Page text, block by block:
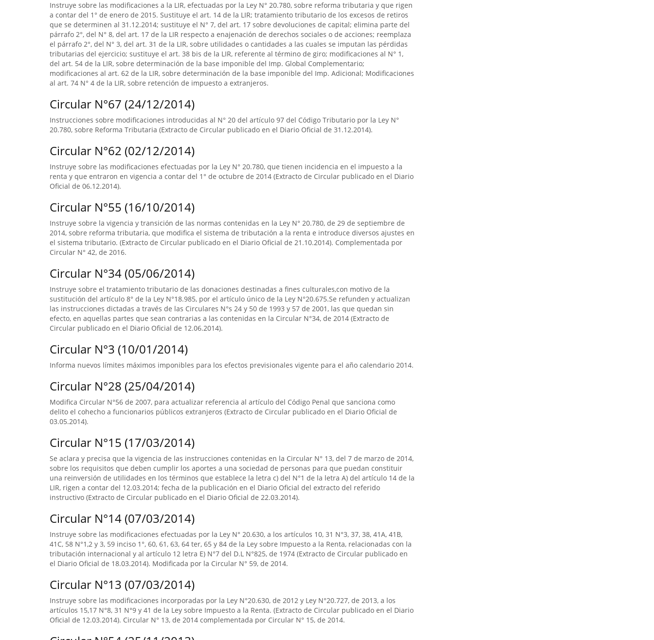
Instruye sobre las modificaciones a la LIR, efectuadas por la Ley N° 20.780, sobre reforma tributaria y que rigen
a contar del 1° de enero de 2015. Sustituye el art. 14 de la LIR; tratamiento tributario de los excesos de retiros
que se determinen al 31.12.2014; sustituye el N° 7, del art. 17 sobre devoluciones de capital; elimina parte del
párrafo 2°, del N° 8, del art. 17 de la LIR respecto a enajenación de derechos sociales o de acciones; reemplaza
el párrafo 2°, del N° 3, del art. 31 de la LIR, sobre utilidades o cantidades a las cuales se imputan las pérdidas
tributarias del ejercicio; sustituye el art. 38 bis de la LIR, referente al término de giro; modificaciones al N° 1,
del art. 54 de la LIR, sobre determinación de la base imponible del Imp. Global Complementario;
modificaciones al art. 62 de la LIR, sobre determinación de la base imponible del Imp. Adicional; Modificaciones
al art. 74 N° 4 de la LIR, sobre retención de impuesto a extranjeros.
Circular N°67 (24/12/2014)
Instrucciones sobre modificaciones introducidas al N° 20 del artículo 97 del Código Tributario por la Ley N°
20.780, sobre Reforma Tributaria (Extracto de Circular publicado en el Diario Oficial de 31.12.2014).
Circular N°62 (02/12/2014)
Instruye sobre las modificaciones efectuadas por la Ley N° 20.780, que tienen incidencia en el impuesto a la
renta y que entraron en vigencia a contar del 1° de octubre de 2014 (Extracto de Circular publicado en el Diario
Oficial de 06.12.2014).
Circular N°55 (16/10/2014)
Instruye sobre la vigencia y transición de las normas contenidas en la Ley N° 20.780, de 29 de septiembre de
2014, sobre reforma tributaria, que modifica el sistema de tributación a la renta e introduce diversos ajustes en
el sistema tributario. (Extracto de Circular publicado en el Diario Oficial de 21.10.2014). Complementada por
Circular N° 42, de 2016.
Circular N°34 (05/06/2014)
Instruye sobre el tratamiento tributario de las donaciones destinadas a fines culturales,con motivo de la
sustitución del artículo 8° de la Ley N°18.985, por el artículo único de la Ley N°20.675.Se refunden y actualizan
las instrucciones dictadas a través de las Circulares N°s 24 y 50 de 1993 y 57 de 2001, las que quedan sin
efecto, en aquellas partes que sean contrarias a las contenidas en la Circular N°34, de 2014 (Extracto de
Circular publicado en el Diario Oficial de 12.06.2014).
Circular N°3 (10/01/2014)
Informa nuevos límites máximos imponibles para los efectos previsionales vigente para el año calendario 2014.
Circular N°28 (25/04/2014)
Modifica Circular N°56 de 2007, para actualizar referencia al artículo del Código Penal que sanciona como
delito el cohecho a funcionarios públicos extranjeros (Extracto de Circular publicado en el Diario Oficial de
03.05.2014).
Circular N°15 (17/03/2014)
Se aclara y precisa que la vigencia de las instrucciones contenidas en la Circular N° 13, del 7 de marzo de 2014,
sobre los requisitos que deben cumplir los aportes a una sociedad de personas para que puedan constituir
una reinversión de utilidades en los términos que establece la letra c) del N°1 de la letra A) del artículo 14 de la
LIR, rigen a contar del 12.03.2014; fecha de la publicación en el Diario Oficial del extracto del referido
instructivo (Extracto de Circular publicado en el Diario Oficial de 22.03.2014).
Circular N°14 (07/03/2014)
Instruye sobre las modificaciones efectuadas por la Ley N° 20.630, a los artículos 10, 31 N°3, 37, 38, 41A, 41B,
41C, 58 N°1,2 y 3, 59 inciso 1°, 60, 61, 63, 64 ter, 65 y 84 de la Ley sobre Impuesto a la Renta, relacionadas con la
tributación internacional y al artículo 12 letra E) N°7 del D.L N°825, de 1974 (Extracto de Circular publicado en
el Diario Oficial de 18.03.2014). Modificada por la Circular N° 59, de 2014.
Circular N°13 (07/03/2014)
Instruye sobre las modificaciones incorporadas por la Ley N°20.630, de 2012 y Ley N°20.727, de 2013, a los
artículos 15,17 N°8, 31 N°9 y 41 de la Ley sobre Impuesto a la Renta. (Extracto de Circular publicado en el Diario
Oficial de 12.03.2014). Circular N° 13, de 2014 complementada por Circular N° 15, de 2014.